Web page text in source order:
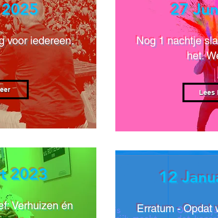
voor iedereen.
2023
Verhuizen én
27
Nog 1 nachtje
het.
Lees
12
Erratum - Opdat